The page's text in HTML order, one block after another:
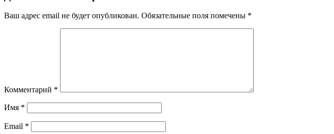
Ваш адрес email не будет опубликован. Обязательные поля помечены *
Комментарий *
Имя *
Email *